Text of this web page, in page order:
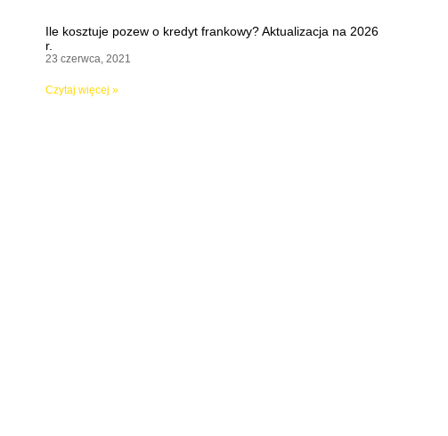
Ile kosztuje pozew o kredyt frankowy? Aktualizacja na 2026
r.
23 czerwca, 2021
Czytaj więcej »